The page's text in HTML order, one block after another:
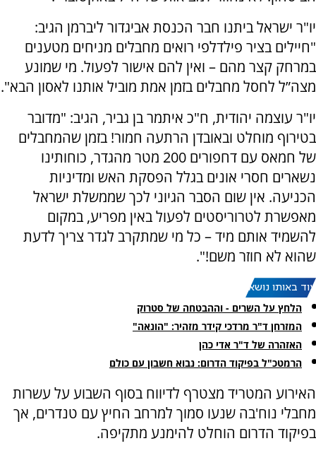
יו"ר ישראל ביתנו חבר הכנסת אביגדור ליברמן הגיב:
"חיילים בציר פילדלפי רואים מחבלים מניחים מטענים
במרחק קצר מהם – ואין להם אישור לפעול. מי שמונע
מצה”ל לחסל מחבלים בזמן אמת מוביל אותנו לאסון הבא".
יו"ר עוצמה יהודית, ח"כ איתמר בן גביר, הגיב: "מדובר
בטירוף מוחלט ובאובדן הרתעה חמור! בזמן שהמחבלים
של חמאס עם דחפורים 200 מטר מהגדר, כוחותינו
נשארים חסרי אונים בגלל הפסקת האש ומדיניות
הכניעה. אין שום הסבר הגיוני לכך שממשלת ישראל
מאפשרת לטרוריסטים לפעול באין מפריע, במקום
להשמיד אותם מיד – כל מי שמתקרב לגדר צריך לדעת
שהוא לא חוזר משם!".
עוד באותו נושא:
הלחץ על השרים - וההבטחה של סטרוק
המזרחן ד"ר מרדכי קידר מזהיר: "הונאה"
האזהרה של ד"ר אדי כהן
הרמטכ"ל בפיקוד הדרום: נבוא חשבון עם כולם
האירוע המטריד מצטרף לדיווח בסוף השבוע על עשרות
מחבלי נוח'בה שנעו סמוך למרחב החיץ עם טנדרים, אך
בפיקוד הדרום הוחלט להימנע מתקיפה.